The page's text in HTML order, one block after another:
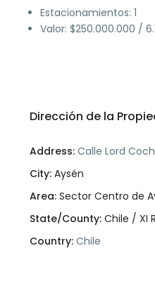
Estacionamientos: 1
Valor: $250.000.000 /
Dirección de la
Address: Calle Lord
City: Aysén
Area: Sector Centro de
State/County: Chile / XI
Country: Chile